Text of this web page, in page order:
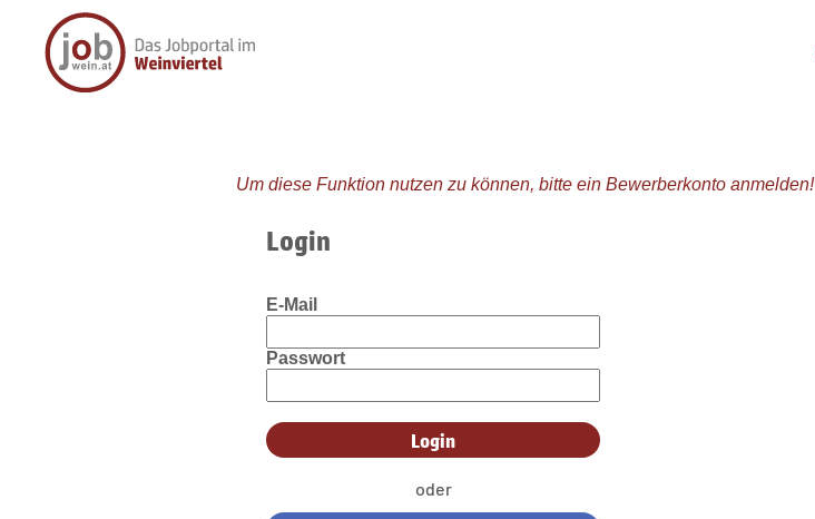
Um diese Funktion nutzen zu können, bitte ein Bewerberkonto anmelden!
Login
E-Mail
Passwort
oder